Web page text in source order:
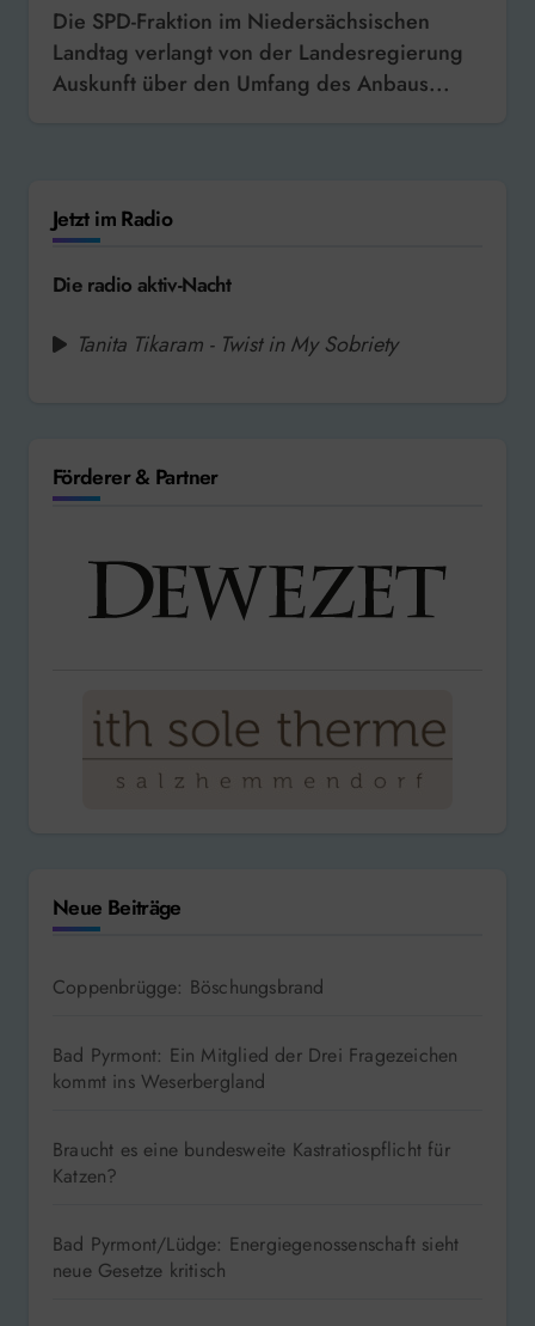
Die SPD-Fraktion im Niedersächsischen
Landtag verlangt von der Landesregierung
Auskunft über den Umfang des Anbaus...
Jetzt im Radio
Die radio aktiv-Nacht
Tanita Tikaram - Twist in My Sobriety
Förderer & Partner
Neue Beiträge
Coppenbrügge: Böschungsbrand
Bad Pyrmont: Ein Mitglied der Drei Fragezeichen
kommt ins Weserbergland
Braucht es eine bundesweite Kastratiospflicht für
Katzen?
Bad Pyrmont/Lüdge: Energiegenossenschaft sieht
neue Gesetze kritisch